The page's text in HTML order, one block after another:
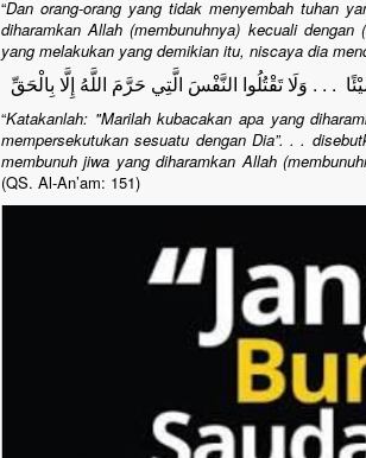
“Dan orang-orang yang tidak menyembah tuhan
diharamkan Allah (membunuhnya) kecuali
yang melakukan yang demikian itu, niscaya dia
. . . وَلَا تَقْتُلُوا النَّفْسَ الَّتِي حَرَّمَ اللَّهُ إِلَّا بِالْحَقِّ
“Katakanlah: "Marilah kubacakan apa yang
mempersekutukan sesuatu dengan Dia”. . .
membunuh jiwa yang diharamkan Allah
(QS. Al-An’am: 151)